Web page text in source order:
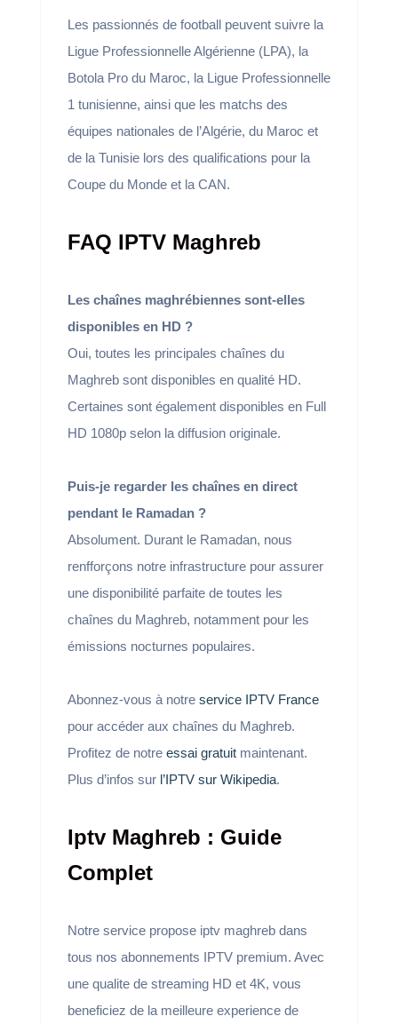
Les passionnés de football peuvent suivre la
Ligue Professionnelle Algérienne (LPA), la
Botola Pro du Maroc, la Ligue Professionnelle
1 tunisienne, ainsi que les matchs des
équipes nationales de l’Algérie, du Maroc et
de la Tunisie lors des qualifications pour la
Coupe du Monde et la CAN.
FAQ IPTV Maghreb
Les chaînes maghrébiennes sont-elles
disponibles en HD ?
Oui, toutes les principales chaînes du
Maghreb sont disponibles en qualité HD.
Certaines sont également disponibles en Full
HD 1080p selon la diffusion originale.
Puis-je regarder les chaînes en direct
pendant le Ramadan ?
Absolument. Durant le Ramadan, nous
renfforçons notre infrastructure pour assurer
une disponibilité parfaite de toutes les
chaînes du Maghreb, notamment pour les
émissions nocturnes populaires.
Abonnez-vous à notre service IPTV France
pour accéder aux chaînes du Maghreb.
Profitez de notre essai gratuitmaintenant.
Plus d’infos sur l’IPTV sur Wikipedia.
Iptv Maghreb : Guide
Complet
Notre service propose iptv maghreb dans
tous nos abonnements IPTV premium. Avec
une qualite de streaming HD et 4K, vous
beneficiez de la meilleure experience de